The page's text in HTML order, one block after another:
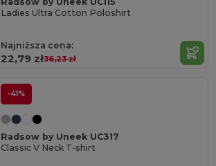
Ladies Ultra Cotton Poloshirt
Najniższa cena:
22,79 zł36,23 zł
-41%
Radsow by Uneek UC317
Classic V Neck T-shirt